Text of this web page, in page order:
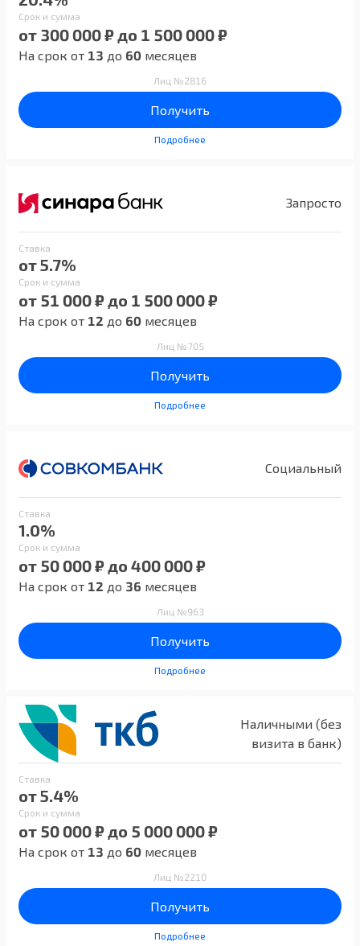
Срок и сумма
от 300 000 ₽ до 1 500 000 ₽
На срок от 13 до 60 месяцев
Лиц №2816
Получить
Подробнее
Запросто
Ставка
от 5.7%
Срок и сумма
от 51 000 ₽ до 1 500 000 ₽
На срок от 12 до 60 месяцев
Лиц №705
Получить
Подробнее
Социальный
Ставка
1.0%
Срок и сумма
от 50 000 ₽ до 400 000 ₽
На срок от 12 до 36 месяцев
Лиц №963
Получить
Подробнее
Наличными (без
визита в банк)
Ставка
от 5.4%
Срок и сумма
от 50 000 ₽ до 5 000 000 ₽
На срок от 13 до 60 месяцев
Лиц №2210
Получить
Подробнее